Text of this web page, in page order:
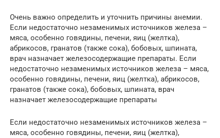
Очень важно определить и уточнить причины анемии.
Если недостаточно незаменимых источников железа –
мяса, особенно говядины, печени, яиц (желтка),
абрикосов, гранатов (также сока), бобовых, шпината,
врач назначает железосодержащие препараты. Если
недостаточно незаменимых источников железа – мяса,
особенно говядины, печени, яиц (желтка), абрикосов,
гранатов (также сока), бобовых, шпината, врач
назначает железосодержащие препараты
Если недостаточно незаменимых источников железа –
мяса, особенно говядины, печени, яиц (желтка),